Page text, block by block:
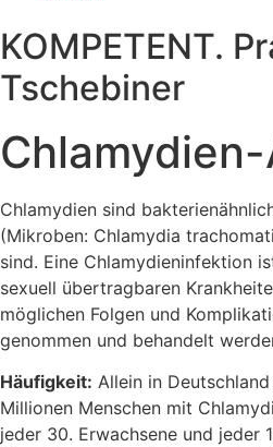
KOMPETENT.
Tschebiner
Chlamydien sind
(Mikroben: Chlamydia
sind. Eine Chlamydieninfektion
sexuell übertragbaren
möglichen Folgen und
genommen und behandelt
Häufigkeit: Allein in
Millionen Menschen mit
jeder 30. Erwachsene und jeder